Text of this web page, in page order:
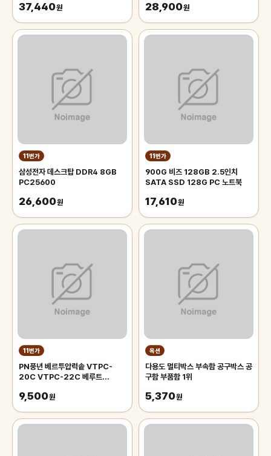
37,440원 28,900원
11번가
삼성전자 데스크탑 DDR4 8GB
PC25600
26,600원
11번가
900G 비즈 128GB 2.5인치
SATA SSD 128G PC 노트북
17,610원
11번가
PN풍년 베르투압력솥 VTPC-
20C VTPC-22C 베루트
9,500원
옥션
다용도 멀티박스 부속함 공구박스 공
구함 부품함 1위
5,370원